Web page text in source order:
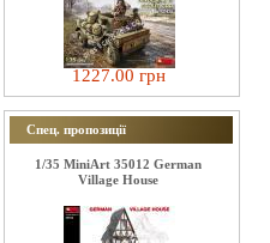
1227.00 грн
Спец. пропозиції
1/35 MiniArt 35012 German
Village House